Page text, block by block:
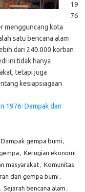
19
76
mengguncang kota
satu bencana alam
dari 240.000 korban
ini tidak hanya
tetapi juga
kesiapsiagaan
1976: Dampak dan
Dampak gempa bumi ,
, Kerugian ekonomi
masyarakat, Komunitas
dari gempa bumi ,
, Sejarah bencana alam ,